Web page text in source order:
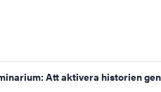
Att aktivera historien